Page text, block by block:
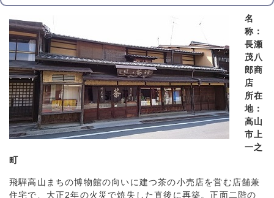
名
称：
長瀬
茂八
郎商
店
所在
地：
高山
市上
一之
町
飛騨高山まちの博物館の向いに建つ茶の小売店を営む店舗兼
住宅で、大正2年の火災で焼失した直後に再築。正面二階の